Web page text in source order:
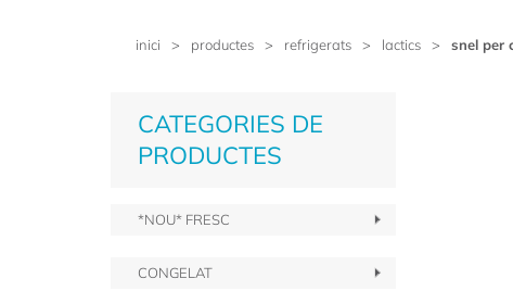
inici > productes > refrigerats > lactics > snel per
CATEGORIES DE
PRODUCTES
*NOU* FRESC
CONGELAT